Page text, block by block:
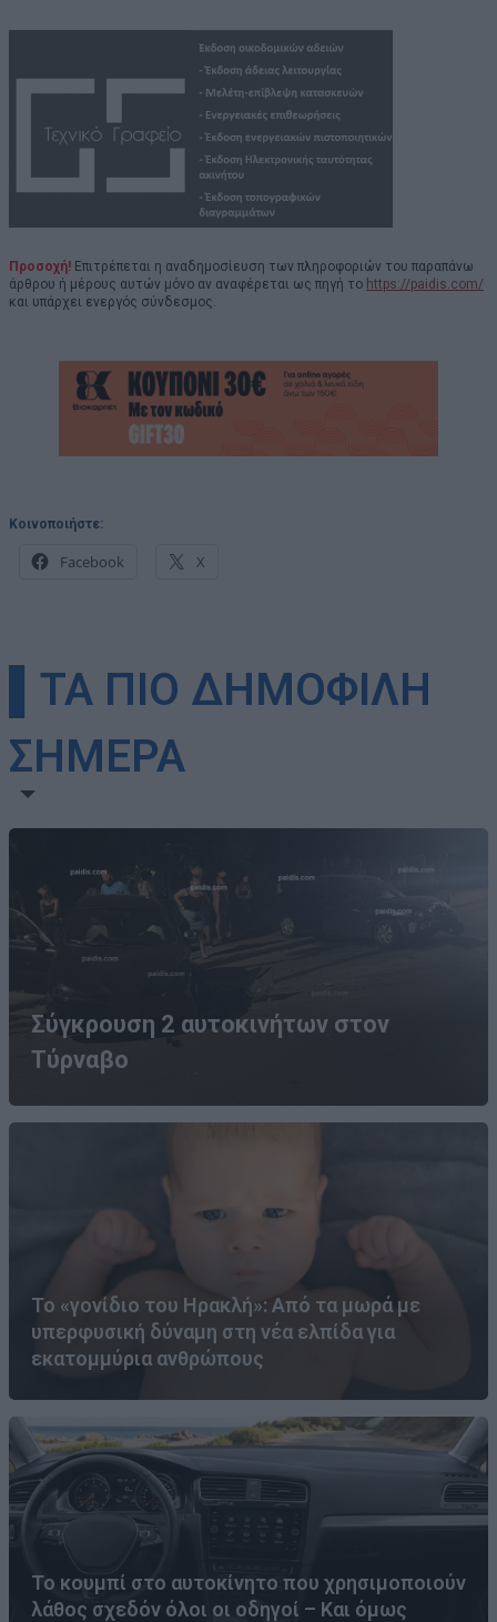
Προσοχή! Επιτρέπεται η αναδημοσίευση των πληροφοριών του παραπάνω
άρθρου ή μέρους αυτών μόνο αν αναφέρεται ως πηγή το https://paidis.com/
και υπάρχει ενεργός σύνδεσμος.
Κοινοποιήστε:
Facebook X
▌ΤΑ ΠΙΟ ΔΗΜΟΦΙΛΗ
ΣΗΜΕΡΑ
Σύγκρουση 2 αυτοκινήτων στον
Τύρναβο
Το «γονίδιο του Ηρακλή»: Από τα μωρά με
υπερφυσική δύναμη στη νέα ελπίδα για
εκατομμύρια ανθρώπους
Το κουμπί στο αυτοκίνητο που χρησιμοποιούν
λάθος σχεδόν όλοι οι οδηγοί – Και όμως